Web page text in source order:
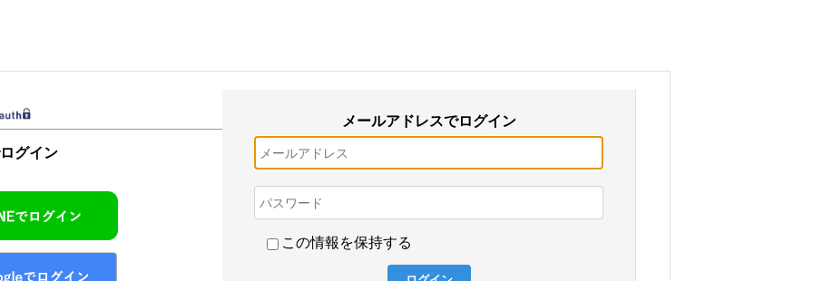
グイン
メールアドレスでログイン
この情報を保持する